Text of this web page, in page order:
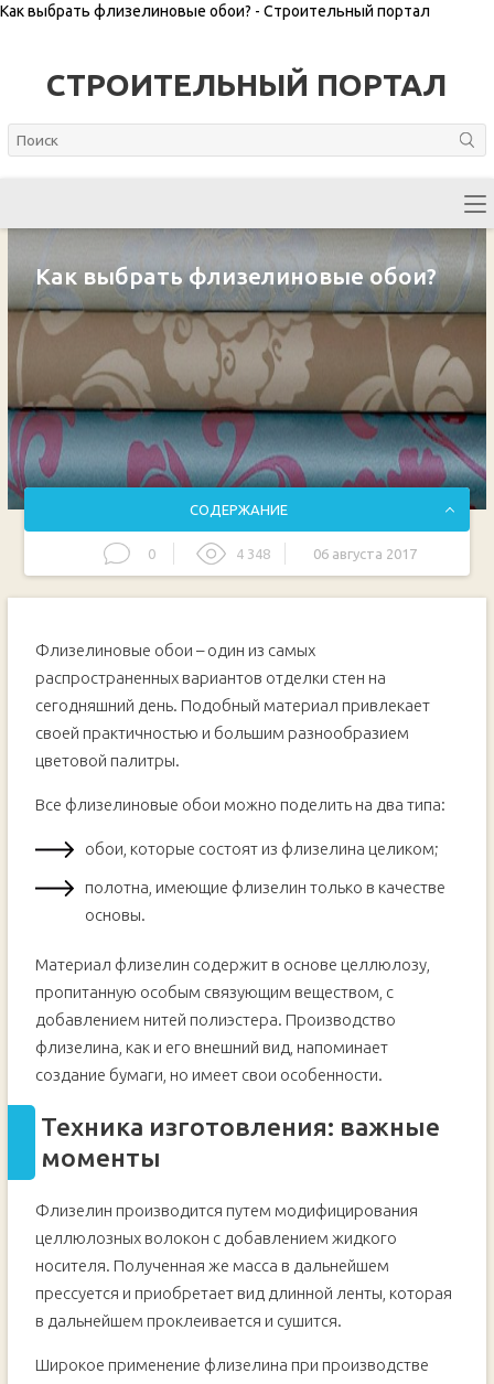
Как выбрать флизелиновые обои? - Строительный портал
СТРОИТЕЛЬНЫЙ ПОРТАЛ
Как выбрать флизелиновые обои?
СОДЕРЖАНИЕ
0 4 348 06 августа 2017
Флизелиновые обои – один из самых
распространенных вариантов отделки стен на
сегодняшний день. Подобный материал привлекает
своей практичностью и большим разнообразием
цветовой палитры.
Все флизелиновые обои можно поделить на два типа:
обои, которые состоят из флизелина целиком;
полотна, имеющие флизелин только в качестве
основы.
Материал флизелин содержит в основе целлюлозу,
пропитанную особым связующим веществом, с
добавлением нитей полиэстера. Производство
флизелина, как и его внешний вид, напоминает
создание бумаги, но имеет свои особенности.
Техника изготовления: важные
моменты
Флизелин производится путем модифицирования
целлюлозных волокон с добавлением жидкого
носителя. Полученная же масса в дальнейшем
прессуется и приобретает вид длинной ленты, которая
в дальнейшем проклеивается и сушится.
Широкое применение флизелина при производстве